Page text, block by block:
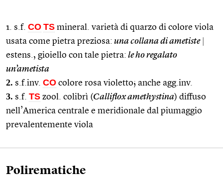
1. s.f. CO TS mineral. varietà di quarzo di colore viola
usata come pietra preziosa: una collana di ametiste
estens., gioiello con tale pietra: le ho regalato
un’ametista
2. s.f.inv. CO colore rosa violetto; anche agg.inv.
3. s.f. TS zool. colibrì (Calliflox amethystina) diffuso
nell’America centrale e meridionale dal piumaggio
prevalentemente viola
Polirematiche